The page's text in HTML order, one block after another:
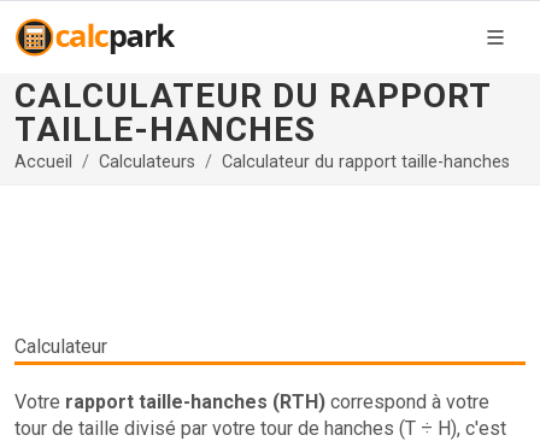
CALCULATEUR DU RAPPORT
TAILLE-HANCHES
Accueil Calculateurs Calculateur du rapport taille-hanches
Calculateur
Votre rapport taille-hanches (RTH) correspond à votre
tour de taille divisé par votre tour de hanches (T ÷ H), c'est